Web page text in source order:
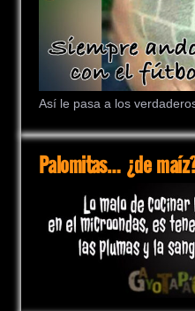
Así le pasa a los
Palomitas… ¿de